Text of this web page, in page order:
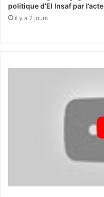
politique d’El Insaf par l’acte
il y a 2 jours